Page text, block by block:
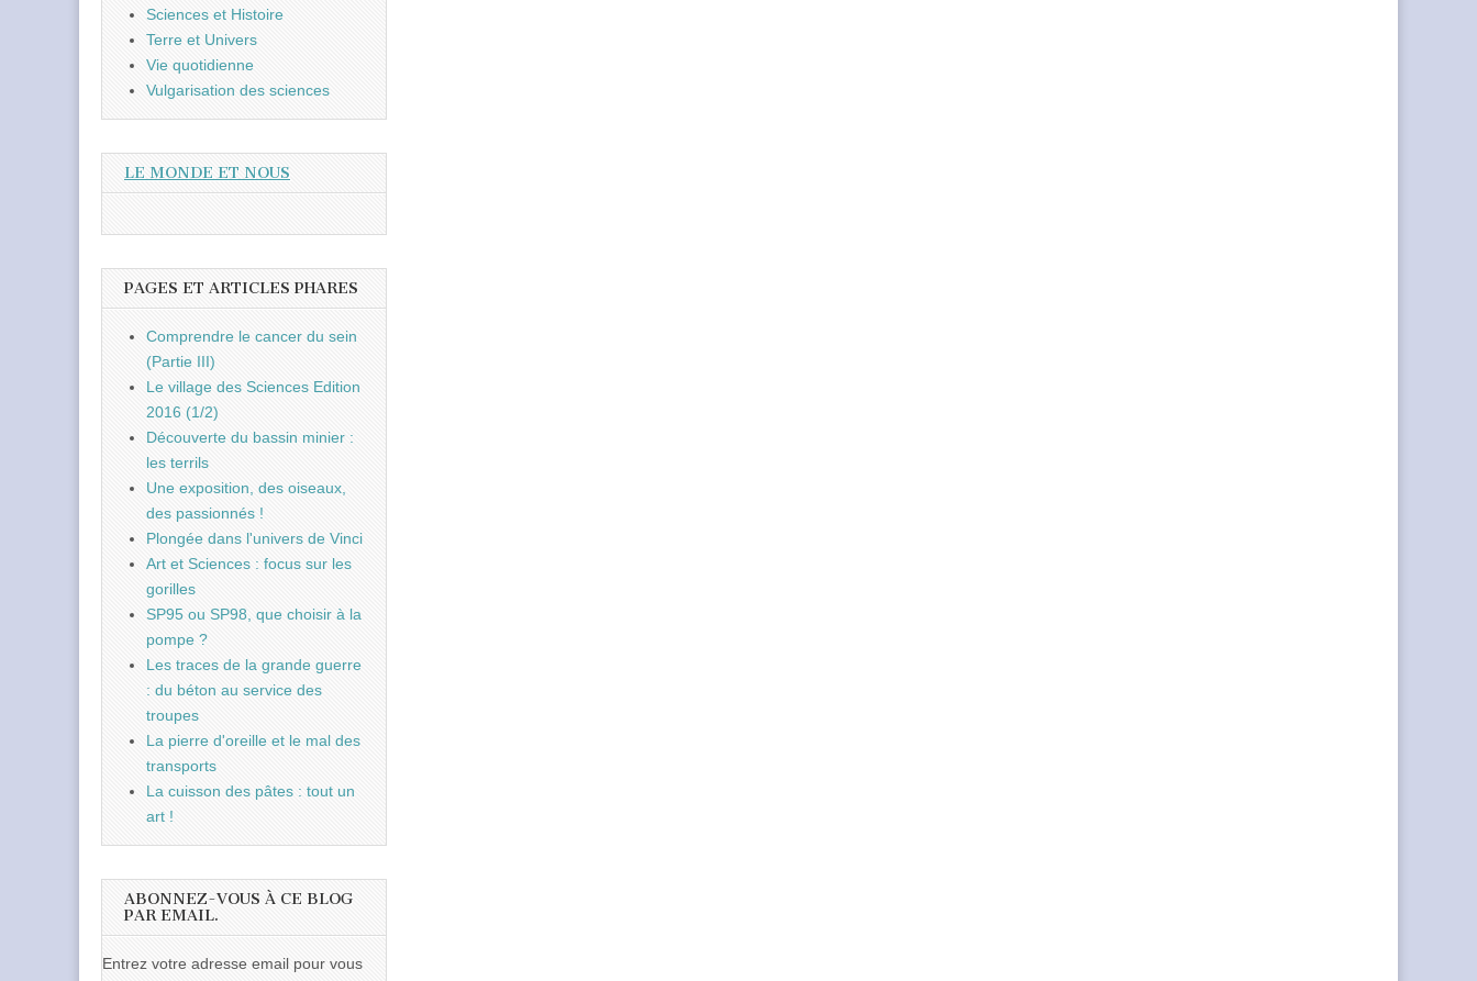
Sciences et Histoire
Terre et Univers
Vie quotidienne
Vulgarisation des sciences
LE MONDE ET NOUS
PAGES ET ARTICLES PHARES
Comprendre le cancer du sein
(Partie III)
Le village des Sciences Edition
2016 (1/2)
Découverte du bassin minier :
les terrils
Une exposition, des oiseaux,
des passionnés !
Plongée dans l'univers de Vinci
Art et Sciences : focus sur les
gorilles
SP95 ou SP98, que choisir à la
pompe ?
Les traces de la grande guerre
: du béton au service des
troupes
La pierre d'oreille et le mal des
transports
La cuisson des pâtes : tout un
art !
ABONNEZ-VOUS À CE BLOG
PAR EMAIL.
Entrez votre adresse email pour vous